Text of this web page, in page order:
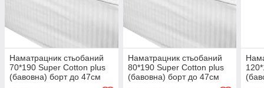
Наматрацник стьобаний
70*190 Super Cotton plus
(бавовна) борт до 47см
Наматрацник стьобаний
80*190 Super Cotton plus
(бавовна) борт до 47см